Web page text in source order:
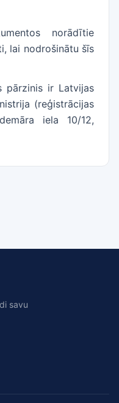
norādītie
lai nodrošinātu šīs
pārzinis ir Latvijas
(reģistrācijas
iela 10/12,
savu